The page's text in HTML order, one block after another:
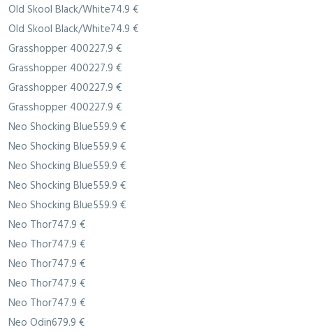
Old Skool Black/White74.9 €
Old Skool Black/White74.9 €
Grasshopper 400227.9 €
Grasshopper 400227.9 €
Grasshopper 400227.9 €
Grasshopper 400227.9 €
Neo Shocking Blue559.9 €
Neo Shocking Blue559.9 €
Neo Shocking Blue559.9 €
Neo Shocking Blue559.9 €
Neo Shocking Blue559.9 €
Neo Thor747.9 €
Neo Thor747.9 €
Neo Thor747.9 €
Neo Thor747.9 €
Neo Thor747.9 €
Neo Odin679.9 €